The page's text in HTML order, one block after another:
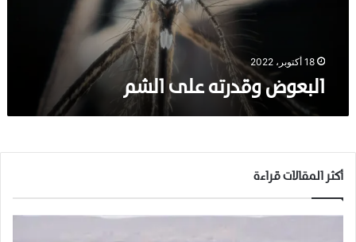
ى
ل
ش
18 أكتوبر، 2022
البعوض وقدرته على الشم
أكثر المقالات قراءة